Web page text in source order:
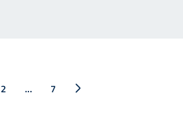
2 … 7
Pagina successiva